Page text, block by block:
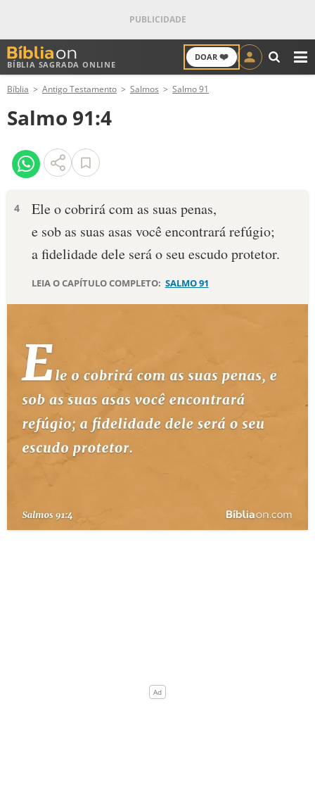
BÍBLIA SAGRADA ONLINE
DOAR ❤️
ANTIGO TESTAMENTO
NOVO TESTAMENTO
VERSÍCULOS
PALAVRA DO DIA
DEVOCIONAL DIÁRIO
10 MANDAMENTOS
ESTUDOS BÍBLICOS
ESBOÇOS DE PREGAÇÃO
TEMAS
TERMO BÍBLICO
Bíblia Antigo Testamento Salmos Salmo 91
Salmo 91:4
4
Ele o cobrirá com as suas penas,
e sob as suas asas você encontrará refúgio;
a fidelidade dele será o seu escudo protetor.
LEIA O CAPÍTULO COMPLETO: SALMO 91